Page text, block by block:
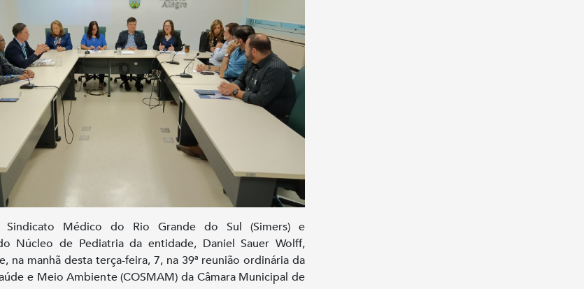
Médico do Rio Grande do Sul (Simers) e
Núcleo de Pediatria da entidade, Daniel Sauer Wolff,
na manhã desta terça-feira, 7, na 39ª reunião ordinária da
e Meio Ambiente (COSMAM) da Câmara Municipal de